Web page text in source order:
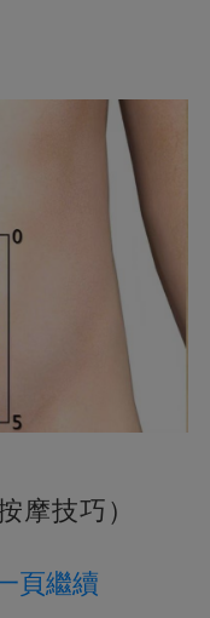
摩技巧）
頁繼續